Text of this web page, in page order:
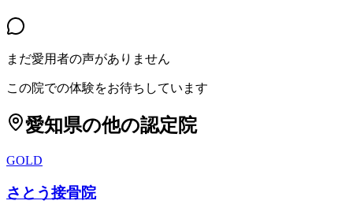
まだ愛用者の声がありません
この院での体験をお待ちしています
愛知県の他の認定院
GOLD
さとう接骨院